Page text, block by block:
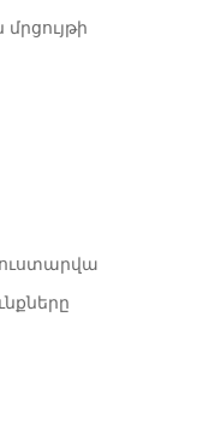
ուստարվա